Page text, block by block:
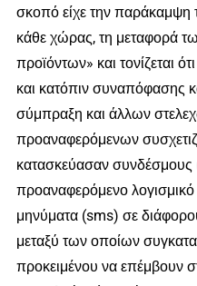
σκοπό είχε την παράκαμψη
κάθε χώρας, τη μεταφορά
προϊόντων» και τονίζεται
και κατόπιν συναπόφασης
σύμπραξη και άλλων
προαναφερόμενων
κατασκεύασαν
προαναφερόμενο
μηνύματα (sms) σε
μεταξύ των οποίων
προκειμένου να επέμβουν